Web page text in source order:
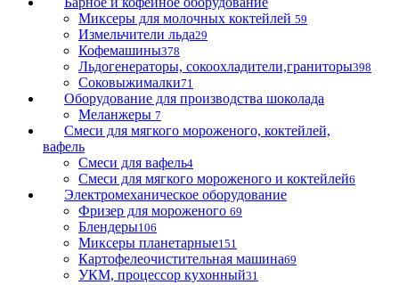
Миксеры для молочных коктейлей 59
Измельчители льда29
Кофемашины378
Льдогенераторы, сокоохладители,граниторы398
Соковыжималки71
Оборудование для производства шоколада
Меланжеры 7
Смеси для мягкого мороженого, коктейлей,
вафель
Смеси для вафель4
Смеси для мягкого мороженого и коктейлей6
Электромеханическое оборудование
Фризер для мороженого 69
Блендеры106
Миксеры планетарные151
Картофелеочистительная машина69
УКМ, процессор кухонный31